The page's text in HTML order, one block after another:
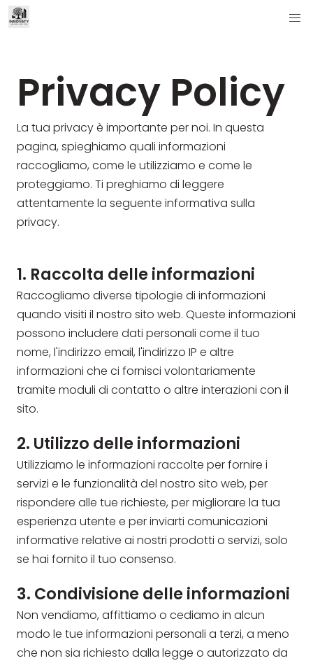
Privacy Policy
La tua privacy è importante per noi. In questa
pagina, spieghiamo quali informazioni
raccogliamo, come le utilizziamo e come le
proteggiamo. Ti preghiamo di leggere
attentamente la seguente informativa sulla
privacy.
1. Raccolta delle informazioni
Raccogliamo diverse tipologie di informazioni
quando visiti il nostro sito web. Queste informazioni
possono includere dati personali come il tuo
nome, l'indirizzo email, l'indirizzo IP e altre
informazioni che ci fornisci volontariamente
tramite moduli di contatto o altre interazioni con il
sito.
2. Utilizzo delle informazioni
Utilizziamo le informazioni raccolte per fornire i
servizi e le funzionalità del nostro sito web, per
rispondere alle tue richieste, per migliorare la tua
esperienza utente e per inviarti comunicazioni
informative relative ai nostri prodotti o servizi, solo
se hai fornito il tuo consenso.
3. Condivisione delle informazioni
Non vendiamo, affittiamo o cediamo in alcun
modo le tue informazioni personali a terzi, a meno
che non sia richiesto dalla legge o autorizzato da